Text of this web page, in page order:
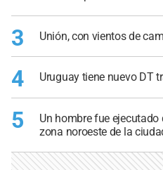
3 Unión, con vientos de
4 Uruguay tiene nuevo DT
5
Un hombre fue
zona noroeste de la